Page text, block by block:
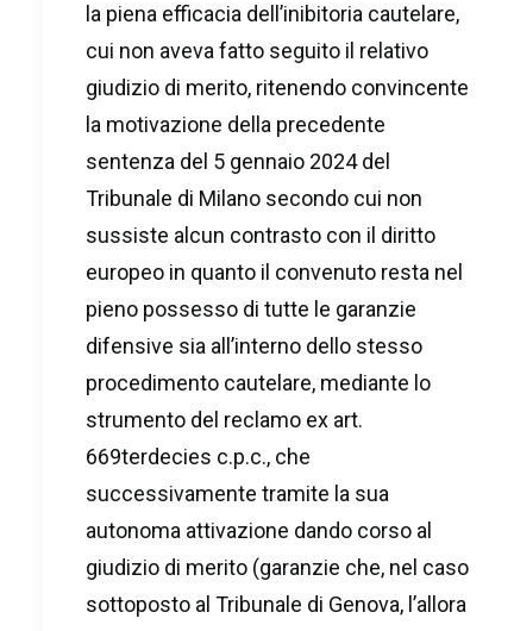
la piena efficacia dell’inibitoria cautelare,
cui non aveva fatto seguito il relativo
giudizio di merito, ritenendo convincente
la motivazione della precedente
sentenza del 5 gennaio 2024 del
Tribunale di Milano secondo cui non
sussiste alcun contrasto con il diritto
europeo in quanto il convenuto resta nel
pieno possesso di tutte le garanzie
difensive sia all’interno dello stesso
procedimento cautelare, mediante lo
strumento del reclamo ex art.
669terdecies c.p.c., che
successivamente tramite la sua
autonoma attivazione dando corso al
giudizio di merito (garanzie che, nel caso
sottoposto al Tribunale di Genova, l’allora